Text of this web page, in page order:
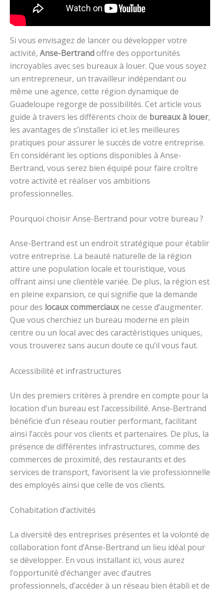
Si vous envisagez de lancer ou développer votre
activité, Anse-Bertrandoffre des opportunités
incroyables avec ses bureaux à louer. Que vous soyez
un entrepreneur, un travailleur indépendant ou
même une agence, cette région dynamique de
Guadeloupe regorge de possibilités. Cet article vous
guide à travers les différents choix de bureaux à louer,
les avantages de s’installer ici et les meilleures
pratiques pour assurer le succès de votre entreprise.
En considérant les options disponibles à Anse-
Bertrand, vous serez bien équipé pour faire croître
votre activité et réaliser vos ambitions
professionnelles.
Pourquoi choisir Anse-Bertrand pour votre bureau ?
Anse-Bertrand est un endroit stratégique pour établir
votre entreprise. La beauté naturelle de la région
attire une population locale et touristique, vous
offrant ainsi une clientèle variée. De plus, la région est
en pleine expansion, ce qui signifie que la demande
pour des locaux commerciauxne cesse d’augmenter.
Que vous cherchiez un bureau moderne en plein
centre ou un local avec des caractéristiques uniques,
vous trouverez sans aucun doute ce qu’il vous faut.
Accessibilité et infrastructures
Un des premiers critères à prendre en compte pour la
location d’un bureau est l’accessibilité. Anse-Bertrand
bénéficie d’un réseau routier performant, facilitant
ainsi l’accès pour vos clients et partenaires. De plus, la
présence de différentes infrastructures, comme des
commerces de proximité, des restaurants et des
services de transport, favorisent la vie professionnelle
des employés ainsi que celle de vos clients.
Cohabitation d’activités
La diversité des entreprises présentes et la volonté de
collaboration font d’Anse-Bertrand un lieu idéal pour
se développer. En vous installant ici, vous aurez
l’opportunité d’échanger avec d’autres
professionnels, d’accéder à un réseau bien établi et de